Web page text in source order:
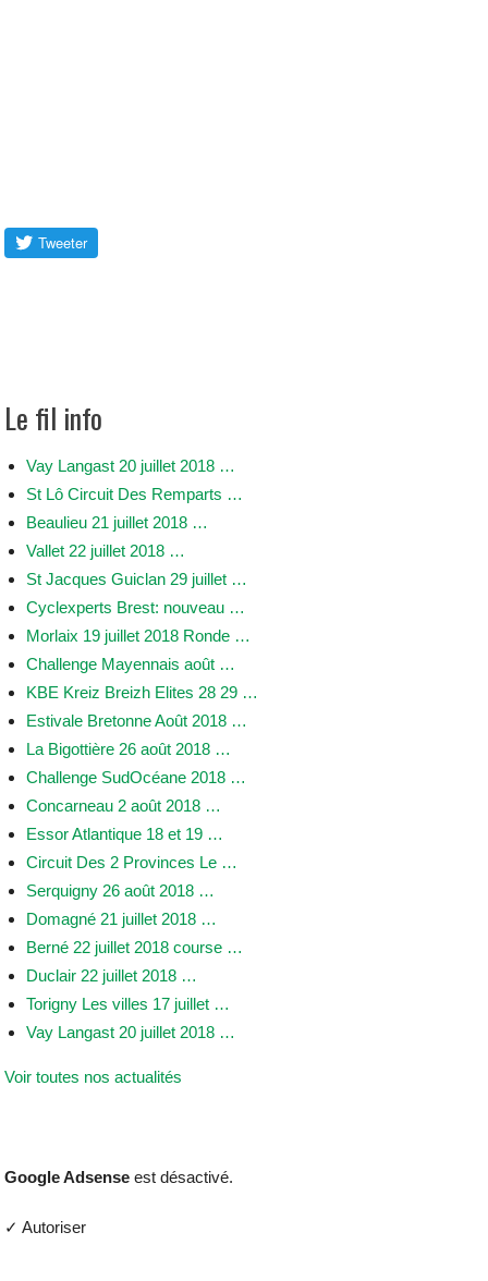
Le fil info
Vay Langast 20 juillet 2018 …
St Lô Circuit Des Remparts …
Beaulieu 21 juillet 2018 …
Vallet 22 juillet 2018 …
St Jacques Guiclan 29 juillet …
Cyclexperts Brest: nouveau …
Morlaix 19 juillet 2018 Ronde …
Challenge Mayennais août …
KBE Kreiz Breizh Elites 28 29 …
Estivale Bretonne Août 2018 …
La Bigottière 26 août 2018 …
Challenge SudOcéane 2018 …
Concarneau 2 août 2018 …
Essor Atlantique 18 et 19 …
Circuit Des 2 Provinces Le …
Serquigny 26 août 2018 …
Domagné 21 juillet 2018 …
Berné 22 juillet 2018 course …
Duclair 22 juillet 2018 …
Torigny Les villes 17 juillet …
Vay Langast 20 juillet 2018 …
Voir toutes nos actualités
Google Adsense est désactivé.
✓ Autoriser